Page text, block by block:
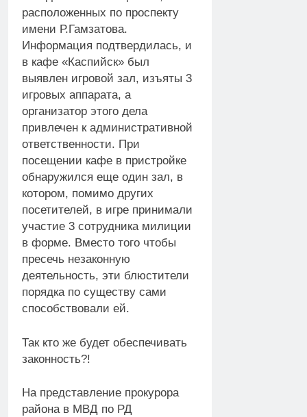
расположенных по проспекту
имени Р.Гамзатова.
Информация подтвердилась, и
в кафе «Каспийск» был
выявлен игровой зал, изъяты 3
игровых аппарата, а
организатор этого дела
привлечен к административной
ответственности. При
посещении кафе в пристройке
обнаружился еще один зал, в
котором, помимо других
посетителей, в игре принимали
участие 3 сотрудника милиции
в форме. Вместо того чтобы
пресечь незаконную
деятельность, эти блюстители
порядка по существу сами
способствовали ей.
Так кто же будет обеспечивать
законность?!
На представление прокурора
района в МВД по РД